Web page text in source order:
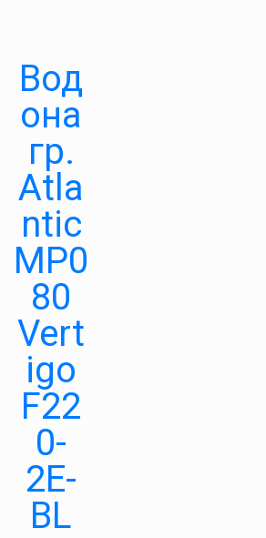
Вод
она
гр.
Atla
ntic
MP0
80
Vert
igo
F22
0-
2E-
BL